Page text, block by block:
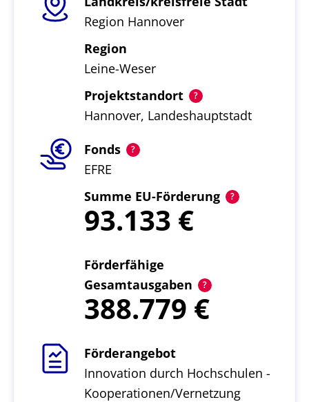
Region Hannover
Region
Leine-Weser
Projektstandort
Hannover, Landeshauptstadt
Fonds
EFRE
Summe EU-Förderung
93.133
Förderfähige
Gesamtausgaben
388.779
Förderangebot
Innovation durch Hochschulen -
Kooperationen/Vernetzung